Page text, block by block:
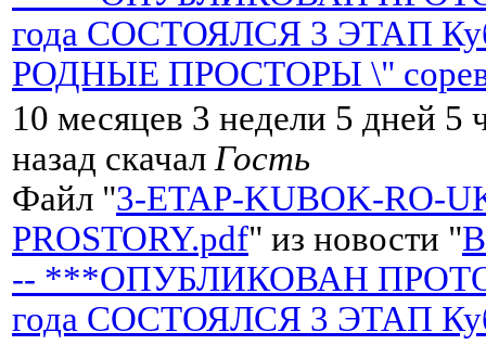
года СОСТОЯЛСЯ 3 ЭТАП
РОДНЫЕ ПРОСТОРЫ \"
10 месяцев 3 недели 5 дней 5
назад скачал Гость
Файл "3-ETAP-KUBOK-RO-
PROSTORY.pdf" из новости "
-- ***ОПУБЛИКОВАН
года СОСТОЯЛСЯ 3 ЭТАП